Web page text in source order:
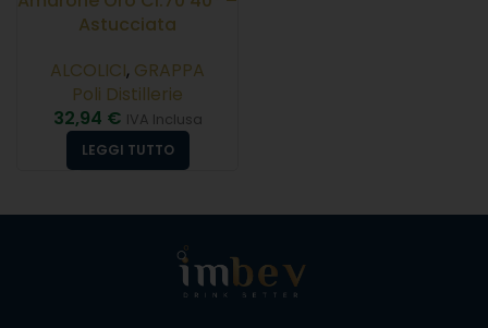
Astucciata
ALCOLICI, GRAPPA
Poli Distillerie
32,94 € IVA Inclusa
LEGGI TUTTO